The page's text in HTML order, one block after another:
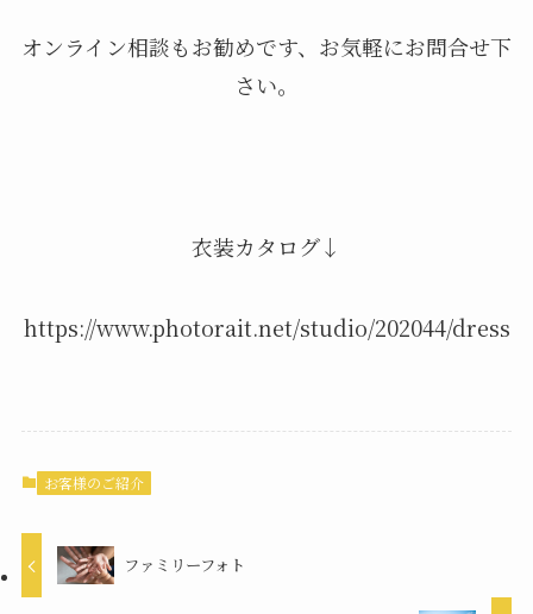
オンライン相談もお勧めです、お気軽にお問合せ下
さい。
衣装カタログ↓
https://www.photorait.net/studio/202044/dress
お客様のご紹介
ファミリーフォト